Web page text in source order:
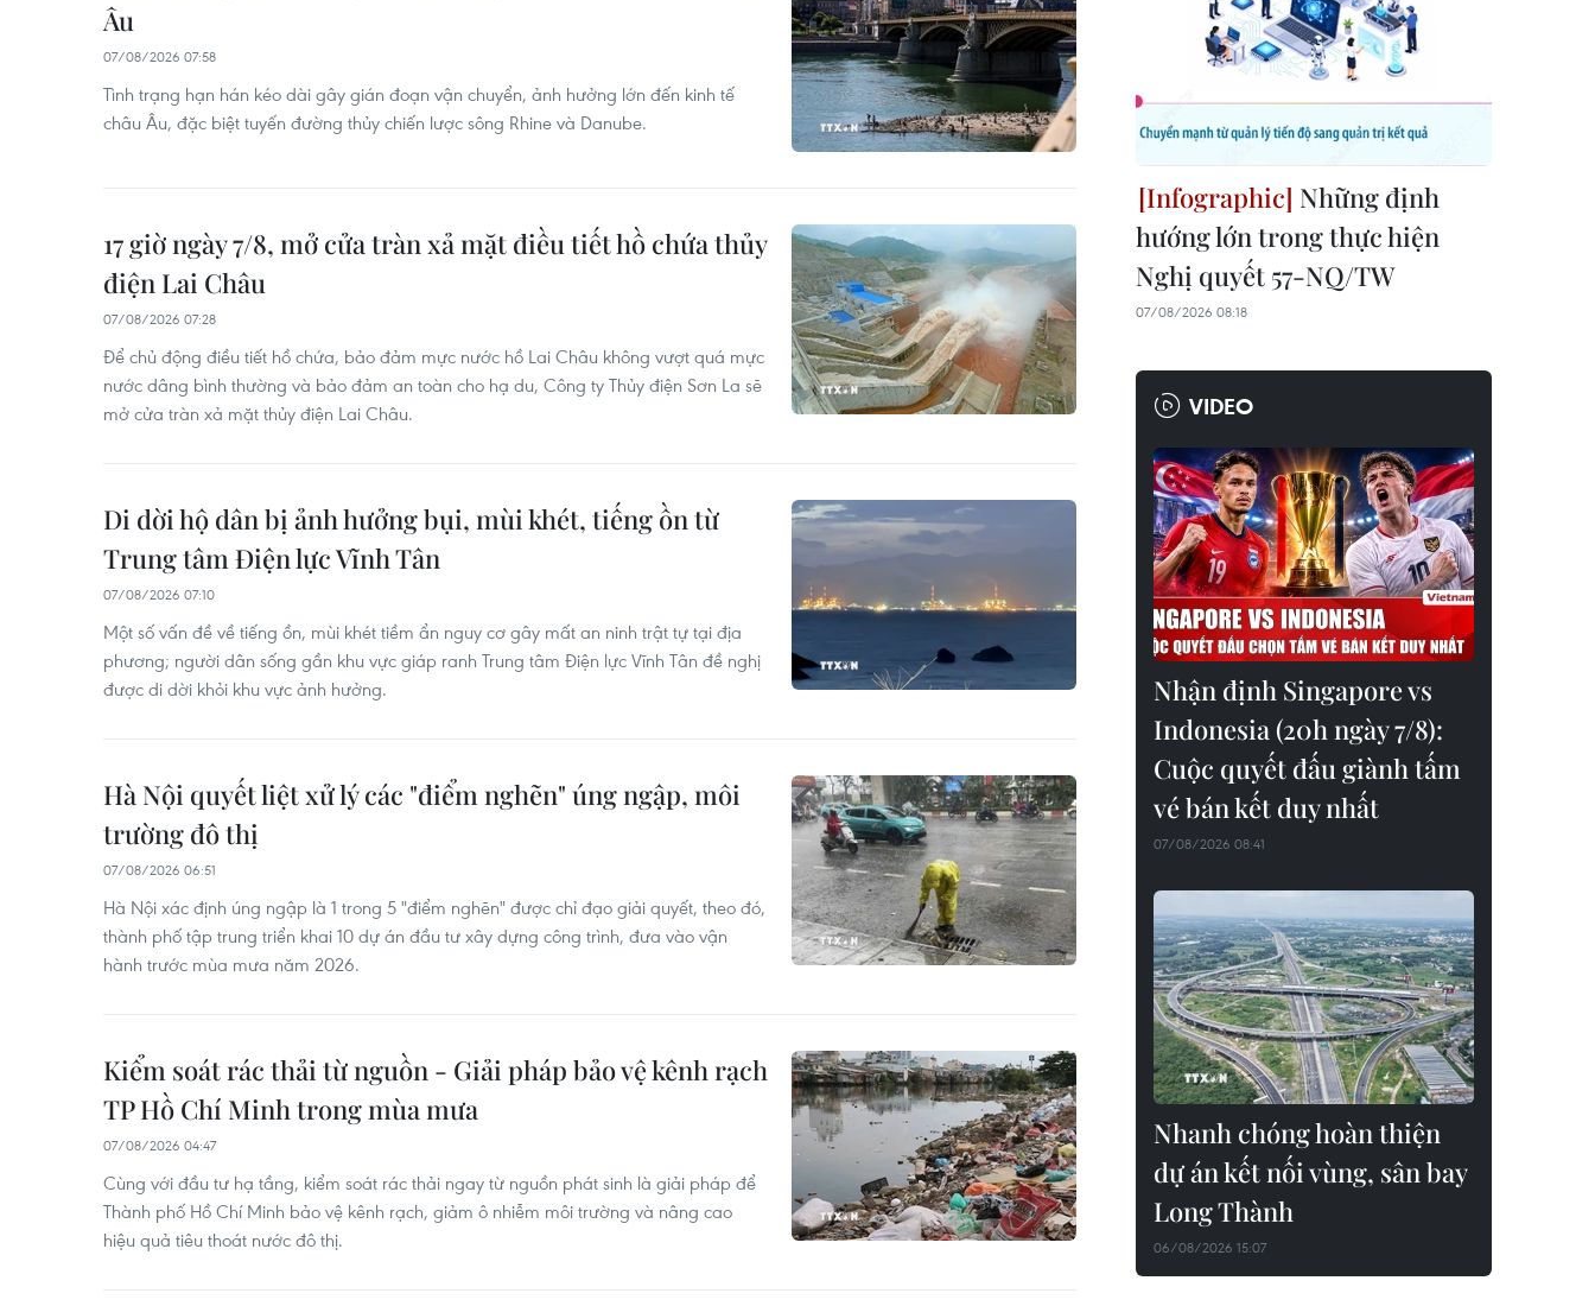
Âu
07/08/2026 07:58
Tình trạng hạn hán kéo dài gây gián đoạn vận chuyển, ảnh hưởng lớn đến kinh tế
châu Âu, đặc biệt tuyến đường thủy chiến lược sông Rhine và Danube.
17 giờ ngày 7/8, mở cửa tràn xả mặt điều tiết hồ chứa thủy
điện Lai Châu
07/08/2026 07:28
Để chủ động điều tiết hồ chứa, bảo đảm mực nước hồ Lai Châu không vượt quá mực
nước dâng bình thường và bảo đảm an toàn cho hạ du, Công ty Thủy điện Sơn La sẽ
mở cửa tràn xả mặt thủy điện Lai Châu.
Di dời hộ dân bị ảnh hưởng bụi, mùi khét, tiếng ồn từ
Trung tâm Điện lực Vĩnh Tân
07/08/2026 07:10
Một số vấn đề về tiếng ồn, mùi khét tiềm ẩn nguy cơ gây mất an ninh trật tự tại địa
phương; người dân sống gần khu vực giáp ranh Trung tâm Điện lực Vĩnh Tân đề nghị
được di dời khỏi khu vực ảnh hưởng.
Hà Nội quyết liệt xử lý các "điểm nghẽn" úng ngập, môi
trường đô thị
07/08/2026 06:51
Hà Nội xác định úng ngập là 1 trong 5 "điểm nghẽn" được chỉ đạo giải quyết, theo đó,
thành phố tập trung triển khai 10 dự án đầu tư xây dựng công trình, đưa vào vận
hành trước mùa mưa năm 2026.
Kiểm soát rác thải từ nguồn - Giải pháp bảo vệ kênh rạch
TP Hồ Chí Minh trong mùa mưa
07/08/2026 04:47
Cùng với đầu tư hạ tầng, kiểm soát rác thải ngay từ nguồn phát sinh là giải pháp để
Thành phố Hồ Chí Minh bảo vệ kênh rạch, giảm ô nhiễm môi trường và nâng cao
hiệu quả tiêu thoát nước đô thị.
Những định
hướng lớn trong thực hiện
Nghị quyết 57-NQ/TW
07/08/2026 08:18
VIDEO
Nhận định Singapore vs
Indonesia (20h ngày 7/8):
Cuộc quyết đấu giành tấm
vé bán kết duy nhất
07/08/2026 08:41
Nhanh chóng hoàn thiện
dự án kết nối vùng, sân bay
Long Thành
06/08/2026 15:07